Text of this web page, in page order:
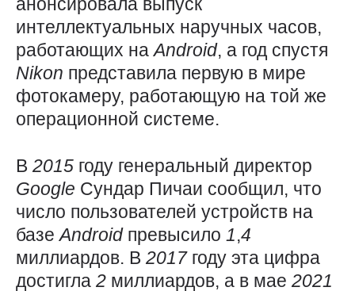
интеллектуальных наручных часов,
работающих наAndroid, а год спустя
Nikon представила первую в мире
фотокамеру, работающую на той же
операционной системе.
В 2015 году генеральный директор
Google Сундар Пичаи сообщил, что
число пользователей устройств на
базеAndroid превысило 1,4
миллиардов. В 2017 году эта цифра
достигла 2 миллиардов, а в мае 2021